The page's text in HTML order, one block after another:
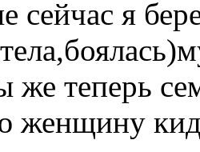
сейчас я
теперь
женщину